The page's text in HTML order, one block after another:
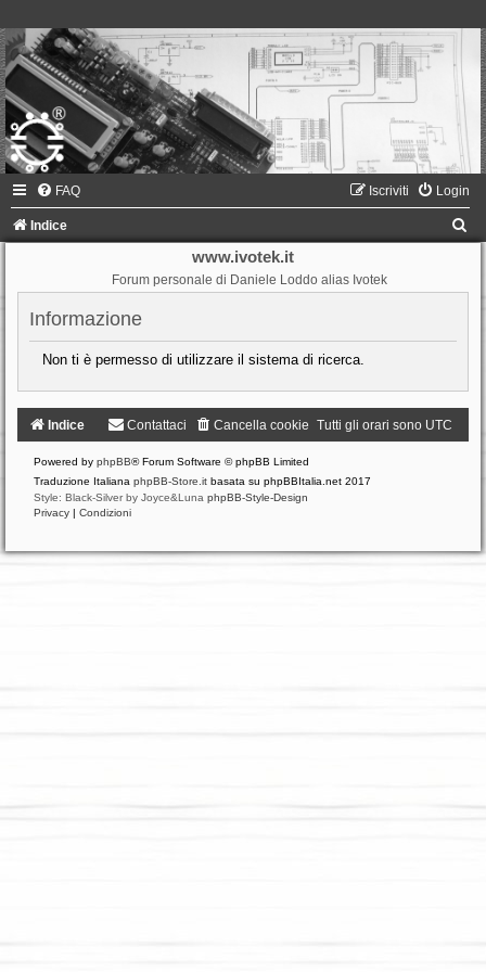
FAQ Login
Iscriviti
Indice
www.ivotek.it
Forum personale di Daniele Loddo alias Ivotek
Informazione
Non ti è permesso di utilizzare il sistema di ricerca.
Indice Tutti gli orari sono UTC
Cancella cookie
Contattaci
Powered by phpBB® Forum Software © phpBB Limited
Traduzione Italiana phpBB-Store.it basata su phpBBItalia.net 2017
Style: Black-Silver by Joyce&Luna phpBB-Style-Design
Privacy | Condizioni